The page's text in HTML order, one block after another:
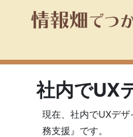
社内でUX
現在、社内でUXデ
務支援』です。